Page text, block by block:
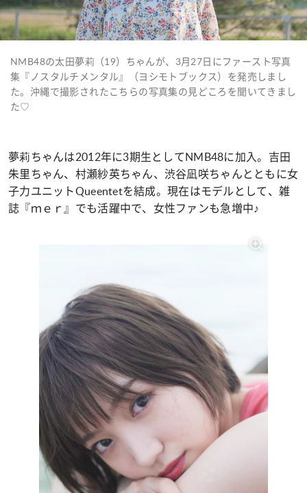
NMB48の太田夢莉（19）ちゃんが、3月27日にファースト写真
集『ノスタルチメンタル』（ヨシモトブックス）を発売しまし
た。沖縄で撮影されたこちらの写真集の見どころを聞いてきまし
た♡
夢莉ちゃんは2012年に3期生としてNMB48に加入。吉田
朱里ちゃん、村瀬紗英ちゃん、渋谷凪咲ちゃんとともに女
子力ユニットQueentetを結成。現在はモデルとして、雑
誌『ｍｅｒ』でも活躍中で、女性ファンも急増中♪